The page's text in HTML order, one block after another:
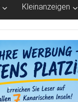
Kleinanzeigen